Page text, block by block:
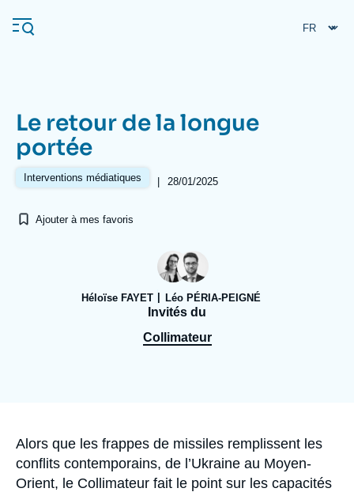
au
contenu
Navigation
principale
L'Ifri
Analyses
Proche-Orient
Le retour de la longue
portée
Interventions médiatiques | 28/01/2025
Ajouter à mes favoris
Héloïse FAYET Léo PÉRIA-PEIGNÉ
Invités du
Collimateur
Accroche
Alors que les frappes de missiles remplissent les
conflits contemporains, de l’Ukraine au Moyen-
Orient, le Collimateur fait le point sur les capacités